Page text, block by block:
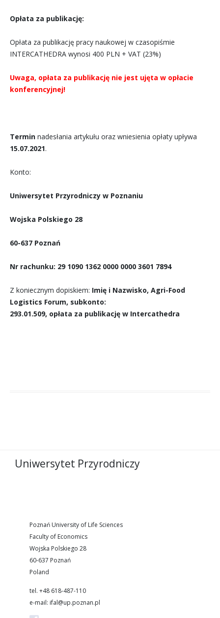
Opłata za publikację:
Opłata za publikację pracy naukowej w czasopiśmie
INTERCATHEDRA wynosi 400 PLN + VAT (23%)
Uwaga, opłata za publikację nie jest ujęta w opłacie
konferencyjnej!
Termin nadesłania artykułu oraz wniesienia opłaty upływa
15.07.2021.
Konto:
Uniwersytet Przyrodniczy w Poznaniu
Wojska Polskiego 28
60-637 Poznań
Nr rachunku: 29 1090 1362 0000 0000 3601 7894
Z koniecznym dopiskiem: Imię i Nazwisko, Agri-Food
Logistics Forum, subkonto:
293.01.509, opłata za publikację w Intercathedra
Uniwersytet Przyrodniczy
Poznań University of Life Sciences
Faculty of Economics
Wojska Polskiego 28
60-637 Poznań
Poland
tel. +48 618-487-110
e-mail: ifal@up.poznan.pl